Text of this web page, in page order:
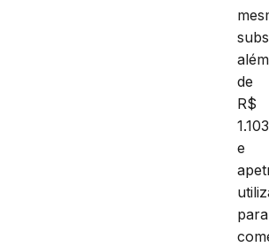
além
de
R$
e
para